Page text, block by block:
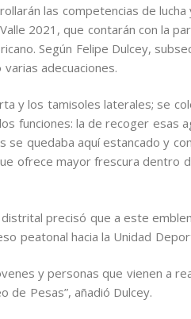
las competencias de
2021, que contarán con la
Según Felipe Dulcey,
adecuaciones.
y los tamisoles laterales; se
funciones: la de recoger esas
se quedaba aquí estancado y
ofrece mayor frescura dentro
precisó que a este
peatonal hacia la Unidad
y personas que vienen a
de Pesas”, añadió Dulcey.